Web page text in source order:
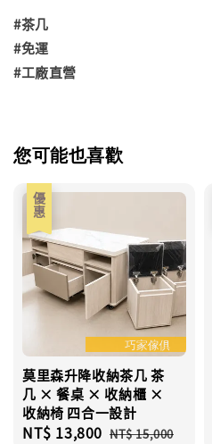
#茶几
#免運
#工廠直營
您可能也喜歡
優惠
莫里森升降收納茶几 茶
几 × 餐桌 × 收納櫃 ×
收納椅 四合一設計
Sale
NT$ 13,800 Regular
NT$ 15,000